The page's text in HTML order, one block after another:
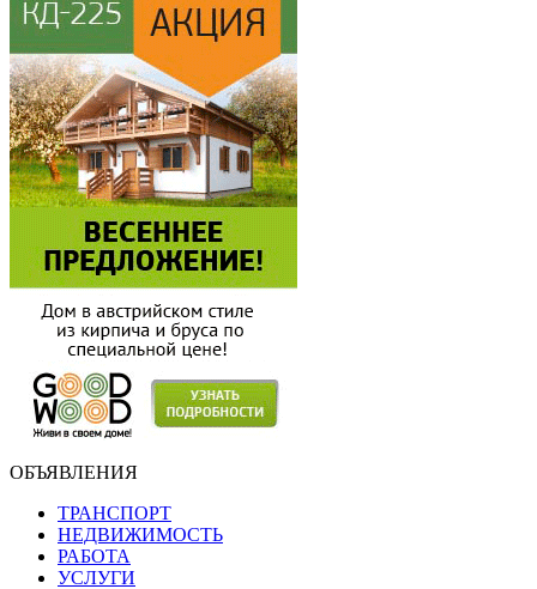
ОБЪЯВЛЕНИЯ
ТРАНСПОРТ
НЕДВИЖИМОСТЬ
РАБОТА
УСЛУГИ